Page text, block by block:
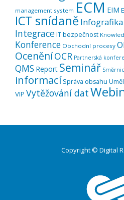
management system ECM EIM
ICT snídaně Infografika
IntegraceIT bezpečnost
Konference Obchodní procesy
OceněníOCR Partnerská
QMS Report Seminář
informací Správa obsahu
VIP Vytěžování dat
Copyright © Digital